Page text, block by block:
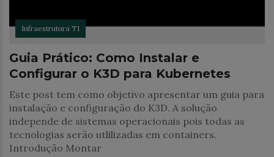
Infraestrutura TI
Guia Prático: Como Instalar e
Configurar o K3D para Kubernetes
Este post tem como objetivo apresentar um guia para
instalação e configuração do K3D. A solução
independe de sistemas operacionais pois todas as
tecnologias serão utlilizadas em containers.
Introdução Montar